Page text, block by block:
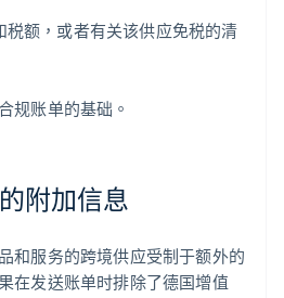
税额，或者有关该供应免税的清
规账单的基础。
附加信息
和服务的跨境供应受制于额外的
发送账单时排除了德国增值